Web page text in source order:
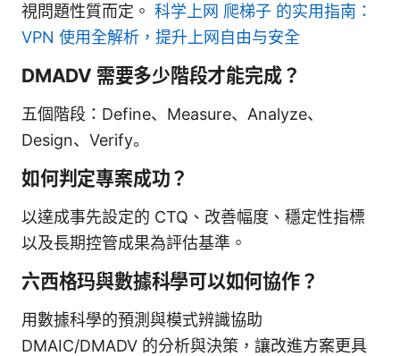
視問題性質而定。 科学上网 爬梯子 的实用指南：
VPN 使用全解析，提升上网自由与安全
DMADV 需要多少階段才能完成？
五個階段：Define、Measure、Analyze、
Design、Verify。
如何判定專案成功？
以達成事先設定的 CTQ、改善幅度、穩定性指標
以及長期控管成果為評估基準。
六西格玛與數據科學可以如何協作？
用數據科學的預測與模式辨識協助
DMAIC/DMADV 的分析與決策，讓改進方案更具